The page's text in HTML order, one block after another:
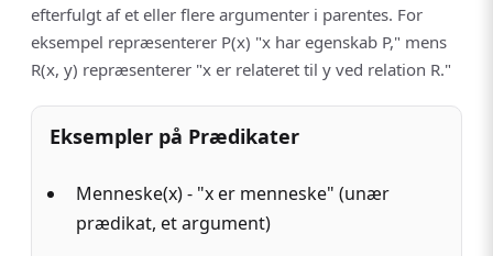
efterfulgt af et eller flere argumenter i parentes. For
eksempel repræsenterer P(x) "x har egenskab P," mens
R(x, y) repræsenterer "x er relateret til y ved relation R."
Eksempler på Prædikater
Menneske(x) - "x er menneske" (unær
prædikat, et argument)